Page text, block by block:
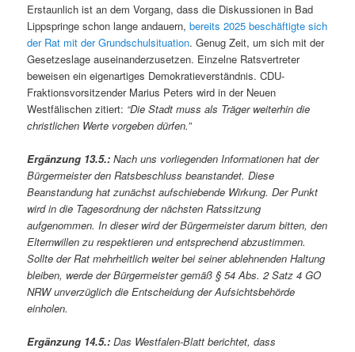
Erstaunlich ist an dem Vorgang, dass die Diskussionen in Bad
Lippspringe schon lange andauern,bereits 2025 beschäftigte sich
der Rat mit der Grundschulsituation. Genug Zeit, um sich mit der
Gesetzeslage auseinanderzusetzen. Einzelne Ratsvertreter
beweisen ein eigenartiges Demokratieverständnis. CDU-
Fraktionsvorsitzender Marius Peters wird in der Neuen
Westfälischen zitiert: “Die Stadt muss als Träger weiterhin die
christlichen Werte vorgeben dürfen.”
Ergänzung 13.5.: Nach uns vorliegenden Informationen hat der
Bürgermeister den Ratsbeschluss beanstandet. Diese
Beanstandung hat zunächst aufschiebende Wirkung. Der Punkt
wird in die Tagesordnung der nächsten Ratssitzung
aufgenommen. In dieser wird der Bürgermeister darum bitten, den
Elternwillen zu respektieren und entsprechend abzustimmen.
Sollte der Rat mehrheitlich weiter bei seiner ablehnenden Haltung
bleiben, werde der Bürgermeister gemäß § 54 Abs. 2 Satz 4 GO
NRW unverzüglich die Entscheidung der Aufsichtsbehörde
einholen.
Ergänzung 14.5.: Das Westfalen-Blatt berichtet, dass